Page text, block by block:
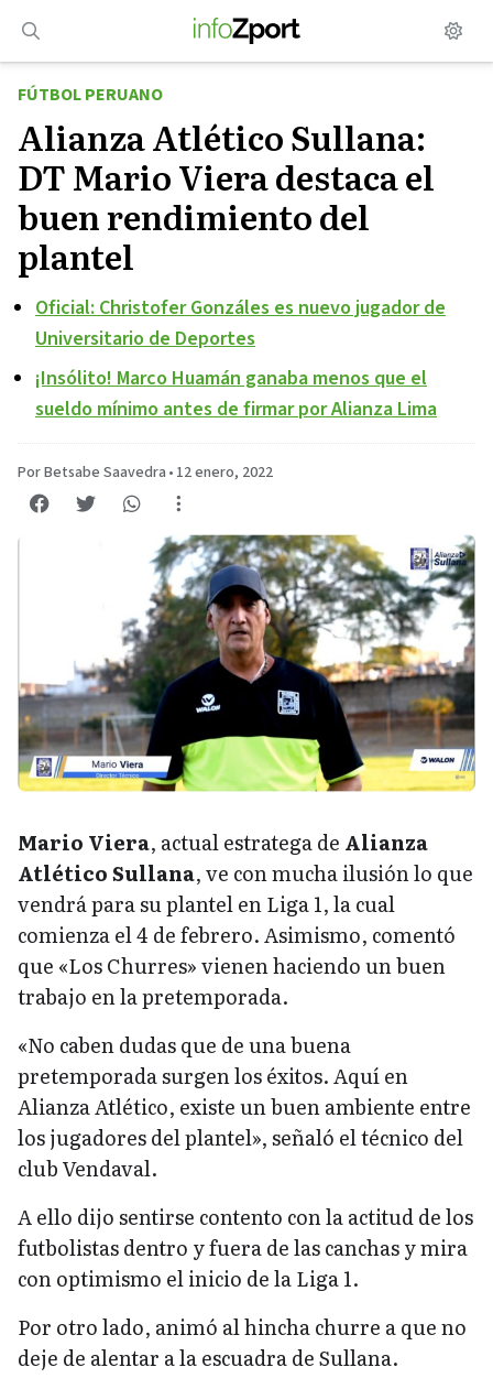
contenido
FÚTBOL PERUANO
Alianza Atlético Sullana:
DT Mario Viera destaca el
buen rendimiento del
plantel
Oficial: Christofer Gonzáles es nuevo jugador de
Universitario de Deportes
¡Insólito! Marco Huamán ganaba menos que el
sueldo mínimo antes de firmar por Alianza Lima
Por Betsabe Saavedra • 12 enero, 2022
Mario Viera, actual estratega de Alianza
Atlético Sullana, ve con mucha ilusión lo que
vendrá para su plantel en Liga 1, la cual
comienza el 4 de febrero. Asimismo, comentó
que «Los Churres» vienen haciendo un buen
trabajo en la pretemporada.
«No caben dudas que de una buena
pretemporada surgen los éxitos. Aquí en
Alianza Atlético, existe un buen ambiente entre
los jugadores del plantel», señaló el técnico del
club Vendaval.
A ello dijo sentirse contento con la actitud de los
futbolistas dentro y fuera de las canchas y mira
con optimismo el inicio de la Liga 1.
Por otro lado, animó al hincha churre a que no
deje de alentar a la escuadra de Sullana.